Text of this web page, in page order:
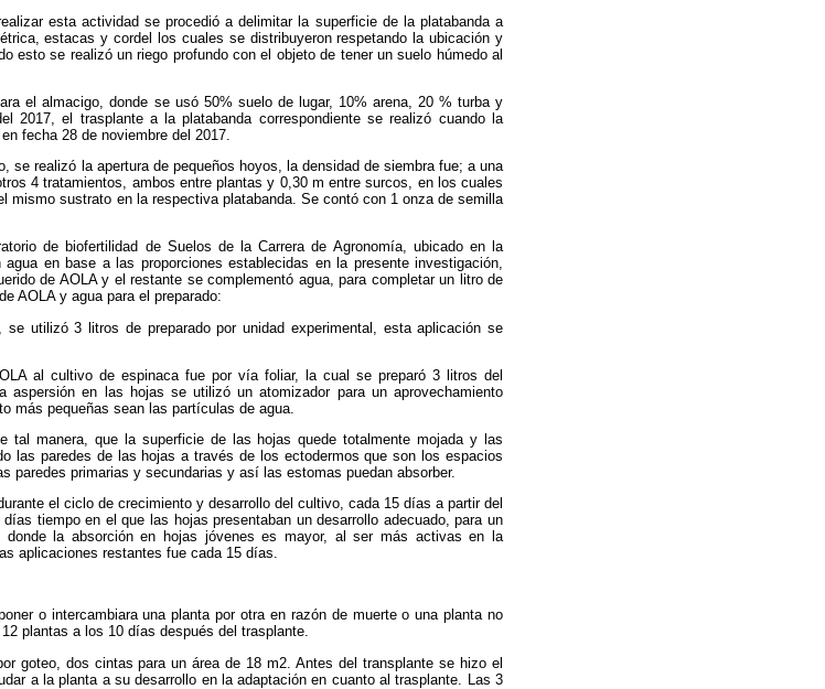
esta actividad se procedió a delimitar la superficie de la platabanda a
estacas y cordel los cuales se distribuyeron respetando la ubicación y
esto se realizó un riego profundo con el objeto de tener un suelo húmedo al
el almacigo, donde se usó 50% suelo de lugar, 10% arena, 20 % turba y
2017, el trasplante a la platabanda correspondiente se realizó cuando la
fecha 28 de noviembre del 2017.
se realizó la apertura de pequeños hoyos, la densidad de siembra fue; a una
4 tratamientos, ambos entre plantas y 0,30 m entre surcos, en los cuales
mismo sustrato en la respectiva platabanda. Se contó con 1 onza de semilla
de biofertilidad de Suelos de la Carrera de Agronomía, ubicado en la
en base a las proporciones establecidas en la presente investigación,
de AOLA y el restante se complementó agua, para completar un litro de
AOLA y agua para el preparado:
utilizó 3 litros de preparado por unidad experimental, esta aplicación se
al cultivo de espinaca fue por vía foliar, la cual se preparó 3 litros del
aspersión en las hojas se utilizó un atomizador para un aprovechamiento
más pequeñas sean las partículas de agua.
tal manera, que la superficie de las hojas quede totalmente mojada y las
las paredes de las hojas a través de los ectodermos que son los espacios
paredes primarias y secundarias y así las estomas puedan absorber.
el ciclo de crecimiento y desarrollo del cultivo, cada 15 días a partir del
tiempo en el que las hojas presentaban un desarrollo adecuado, para un
donde la absorción en hojas jóvenes es mayor, al ser más activas en la
aplicaciones restantes fue cada 15 días.
o intercambiara una planta por otra en razón de muerte o una planta no
plantas a los 10 días después del trasplante.
goteo, dos cintas para un área de 18 m2. Antes del transplante se hizo el
a la planta a su desarrollo en la adaptación en cuanto al trasplante. Las 3